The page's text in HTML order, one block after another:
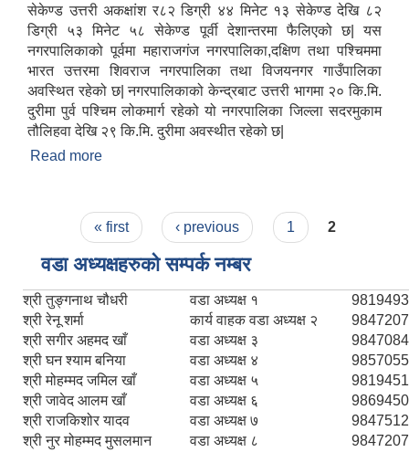
सेकेण्ड उत्तरी अकक्षांश र८२ डिग्री ४४ मिनेट १३ सेकेण्ड देखि ८२
डिग्री ५३ मिनेट ५८ सेकेण्ड पूर्वी देशान्तरमा फैलिएको छ| यस
नगरपालिकाको पूर्वमा महाराजगंज नगरपालिका,दक्षिण तथा पश्चिममा
भारत उत्तरमा शिवराज नगरपालिका तथा विजयनगर गाउँपालिका
अवस्थित रहेको छ| नगरपालिकाको केन्द्रबाट उत्तरी भागमा २० कि.मि.
दुरीमा पुर्व पश्चिम लोकमार्ग रहेको यो नगरपालिका जिल्ला सदरमुकाम
तौलिहवा देखि २९ कि.मि. दुरीमा अवस्थीत रहेको छ|
Read more
Pages« first ‹ previous 1 2
वडा अध्यक्षहरुको सम्पर्क नम्बर
श्री तुङ्गनाथ चौधरी वडा अध्यक्ष १
श्री रेनू शर्मा
कार्य वाहक वडा अध्यक्ष २
श्री सगीर अहमद खाँ
वडा अध्यक्ष ३
श्री घन श्याम बनिया
वडा अध्यक्ष ४
श्री मोहम्मद जमिल खाँ
वडा अध्यक्ष ५
श्री जावेद आलम खाँ
वडा अध्यक्ष ६
श्री राजकिशोर यादव
वडा अध्यक्ष ७
श्री नुर मोहम्मद मुसलमान
वडा अध्यक्ष ८